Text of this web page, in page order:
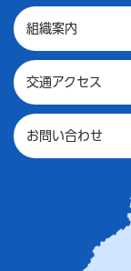
組織案内
交通アクセス
お問い合わせ